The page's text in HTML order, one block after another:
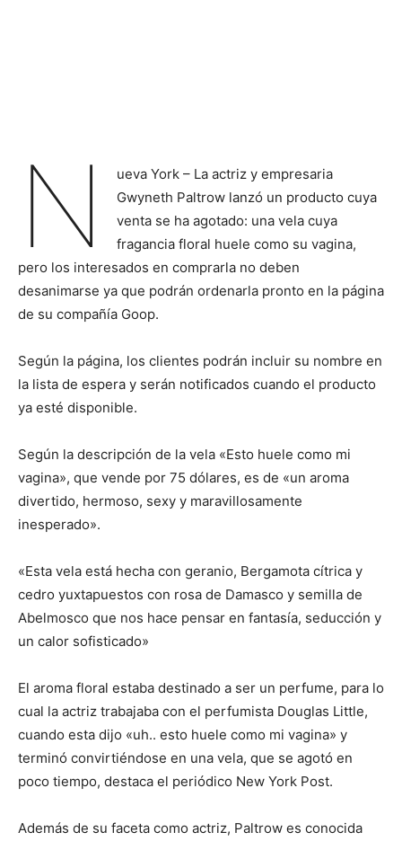
N
ueva York – La actriz y empresaria
Gwyneth Paltrow lanzó un producto cuya
venta se ha agotado: una vela cuya
fragancia floral huele como su vagina,
pero los interesados en comprarla no deben
desanimarse ya que podrán ordenarla pronto en la página
de su compañía Goop.
Según la página, los clientes podrán incluir su nombre en
la lista de espera y serán notificados cuando el producto
ya esté disponible.
Según la descripción de la vela «Esto huele como mi
vagina», que vende por 75 dólares, es de «un aroma
divertido, hermoso, sexy y maravillosamente
inesperado».
«Esta vela está hecha con geranio, Bergamota cítrica y
cedro yuxtapuestos con rosa de Damasco y semilla de
Abelmosco que nos hace pensar en fantasía, seducción y
un calor sofisticado»
El aroma floral estaba destinado a ser un perfume, para lo
cual la actriz trabajaba con el perfumista Douglas Little,
cuando esta dijo «uh.. esto huele como mi vagina» y
terminó convirtiéndose en una vela, que se agotó en
poco tiempo, destaca el periódico New York Post.
Además de su faceta como actriz, Paltrow es conocida